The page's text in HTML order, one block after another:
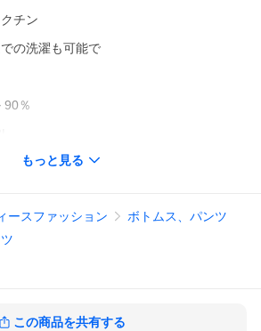
チン
の洗濯も可能で
90％
ディース ストレッチパンツ フレアパンツ
スーツ 美脚パンツ セットアップ 上下 ウエ
びる 動きやすい 仕事 通勤 オフィス S M L
カバー 春 夏 秋 冬 春物 夏物 秋物 冬物 洗
ージーケア UVケア 紫外線対策 日焼け対
もっと見る
ースファッション
ボトムス、パンツ
この商品を共有する